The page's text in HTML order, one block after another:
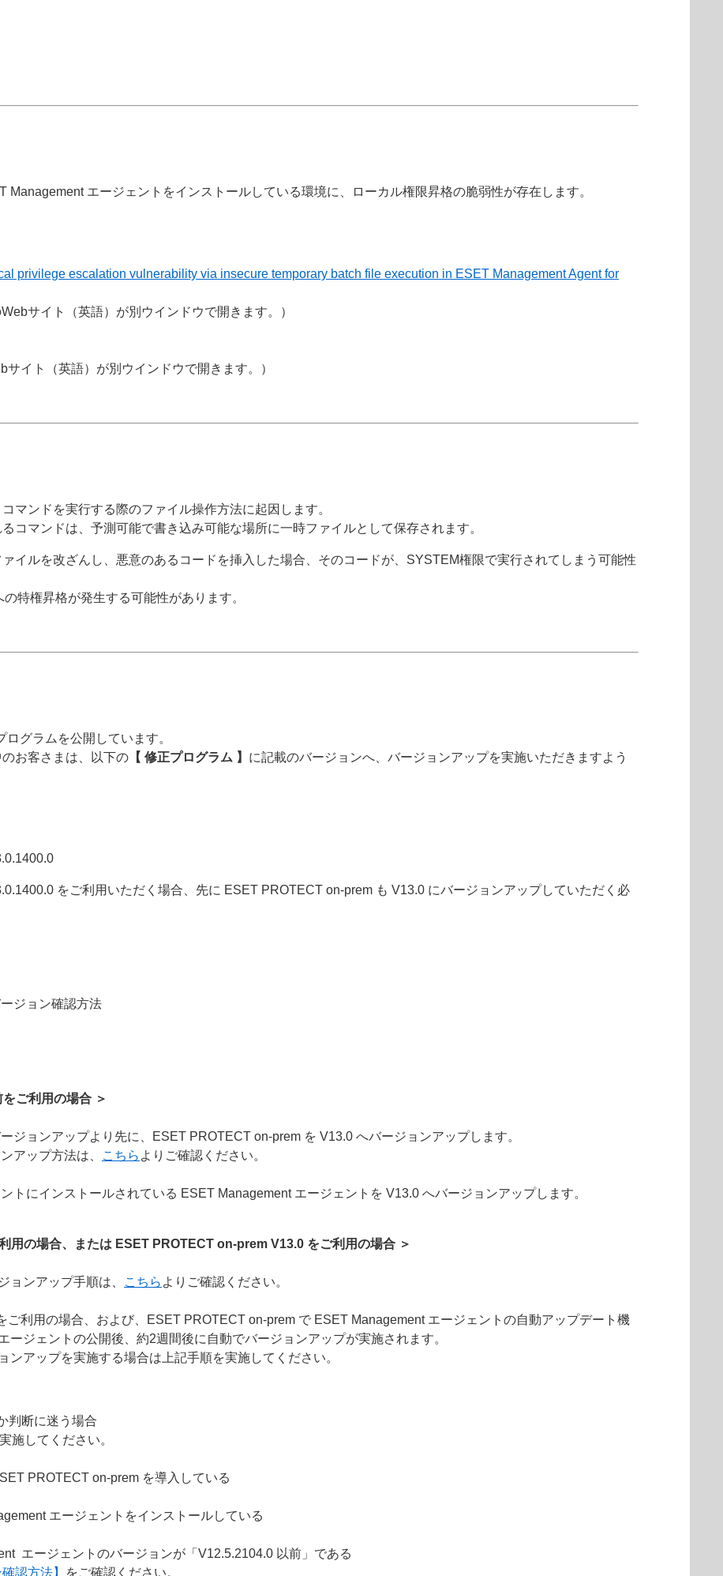
エージェントをインストールしている環境に、ローカル権限昇格の脆弱性が存在します。
privilege escalation vulnerability via insecure temporary batch file execution in ESET Management Agent for
サイト（英語）が別ウインドウで開きます。）
サイト（英語）が別ウインドウで開きます。）
マンドを実行する際のファイル操作方法に起因します。
コマンドは、予測可能で書き込み可能な場所に一時ファイルとして保存されます。
イルを改ざんし、悪意のあるコードを挿入した場合、そのコードが、SYSTEM権限で実行されてしまう可能性
特権昇格が発生する可能性があります。
グラムを公開しています。
お客さまは、以下の 【 修正プログラム 】 に記載のバージョンへ、バージョンアップを実施いただきますよう
をご利用いただく場合、先に ESET PROTECT on-prem も V13.0 にバージョンアップしていただく必
ジョン確認方法
ご利用の場合 ＞
ョンアップより先に、ESET PROTECT on-prem を V13.0 へバージョンアップします。
アップ方法は、
こちら よりご確認ください。
トにインストールされている ESET Management エージェントを V13.0 へバージョンアップします。
用の場合、または ESET PROTECT on-prem V13.0 をご利用の場合 ＞
ョンアップ手順は、 こちら よりご確認ください。
利用の場合、および、ESET PROTECT on-prem で ESET Management エージェントの自動アップデート機
ージェントの公開後、約2週間後に自動でバージョンアップが実施されます。
ンアップを実施する場合は上記手順を実施してください。
判断に迷う場合
施してください。
PROTECT on-prem を導入している
エージェントをインストールしている
エージェントのバージョンが「V12.5.2104.0 以前」である
認方法】 をご確認ください。